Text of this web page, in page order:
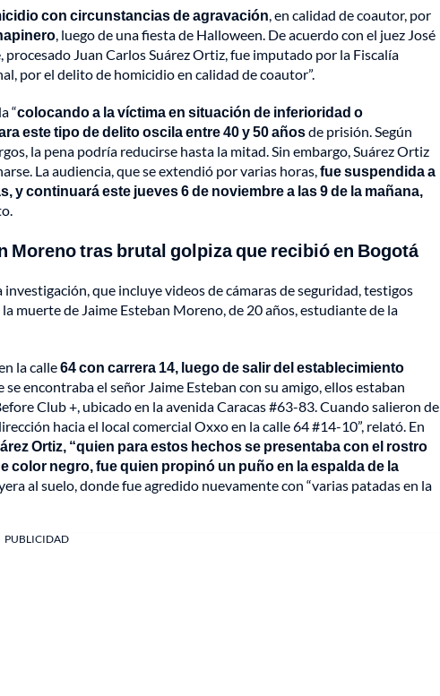
con circunstancias de agravación, en calidad de coautor, por
, luego de una fiesta de Halloween. De acuerdo con el juez José
Juan Carlos Suárez Ortiz, fue imputado por la Fiscalía
por el delito de homicidio en calidad de coautor”.
“colocando a la víctima en situación de inferioridad o
este tipo de delito oscila entre 40 y 50 añosde prisión. Según
la pena podría reducirse hasta la mitad. Sin embargo, Suárez Ortiz
La audiencia, que se extendió por varias horas,fue suspendida a
y continuará este jueves 6 de noviembre a las 9 de la mañana,
Moreno tras brutal golpiza que recibió en Bogotá
que incluye videos de cámaras de seguridad, testigos
muerte de Jaime Esteban Moreno, de 20 años, estudiante de la
la calle64 con carrera 14, luego de salir del establecimiento
encontraba el señor Jaime Esteban con su amigo, ellos estaban
Club +, ubicado en la avenida Caracas #63-83. Cuando salieron de
hacia el local comercial Oxxo en la calle 64 #14-10”, relató. En
Ortiz, “quien para estos hechos se presentaba con el rostro
color negro, fue quien propinó un puño en la espalda de la
al suelo, donde fue agredido nuevamente con “varias patadas en la
PUBLICIDAD